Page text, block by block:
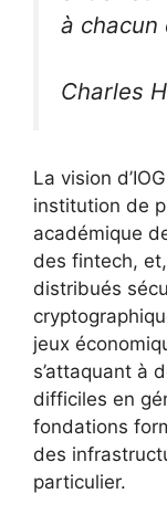
à chacun
Charles
La vision
institution de
académique
des fintech,
distribués
jeux
s’attaquant à
difficiles en
fondations
des
particulier.